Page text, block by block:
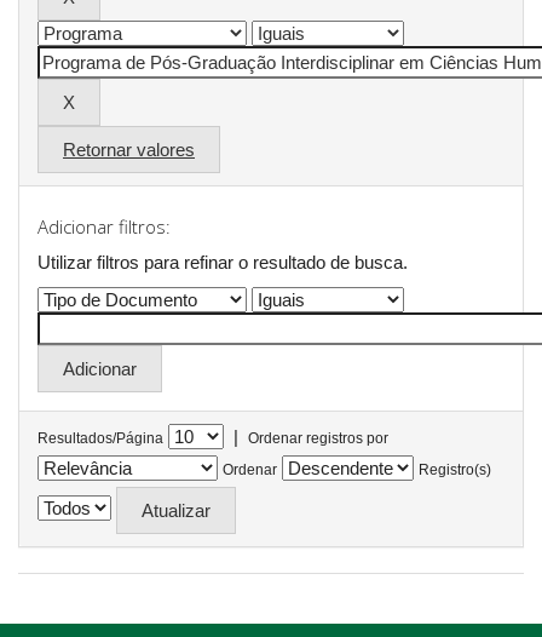
Retornar valores
Adicionar filtros:
Utilizar filtros para refinar o resultado de busca.
Resultados/Página |
Ordenar registros por
Ordenar
Registro(s)